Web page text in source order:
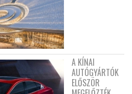
A KÍNAI
AUTÓGYÁRTÓK
ELŐSZÖR